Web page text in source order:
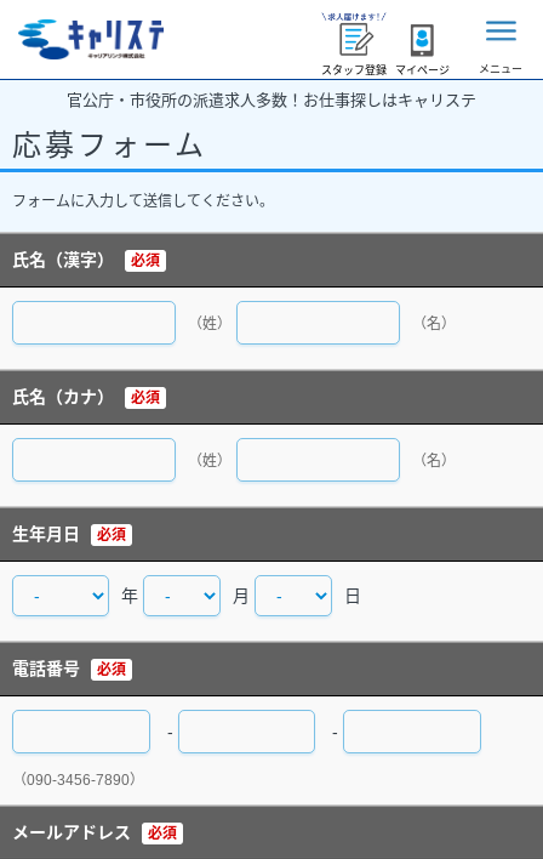
スタッフ登録 マイページ メニュー
官公庁・市役所の派遣求人多数！お仕事探しはキャリステ
応募フォーム
フォームに入力して送信してください。
氏名（漢字） 必須
（姓） （名）
氏名（カナ） 必須
（姓） （名）
生年月日 必須
年 月 日
電話番号 必須
- -
（090-3456-7890）
メールアドレス 必須